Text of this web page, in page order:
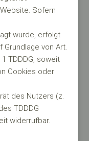
Sofern
wurde, erfolgt
von Art.
TDDDG, soweit
Cookies oder
des Nutzers (z.
TDDDG
widerrufbar.